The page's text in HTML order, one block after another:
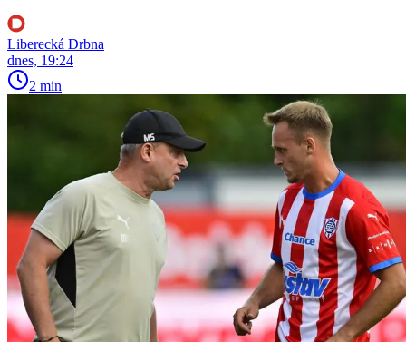
Liberecká Drbna
dnes, 19:24
2 min